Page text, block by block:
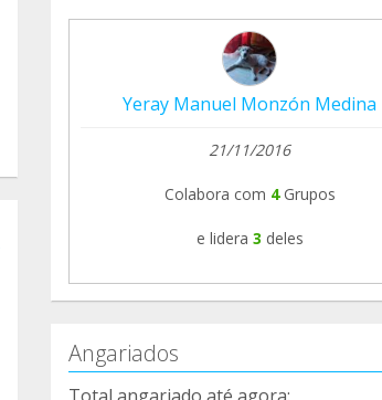
Yeray Manuel Monzón Medina
21/11/2016
Colabora com 4Grupos
e lidera 3 deles
Angariados